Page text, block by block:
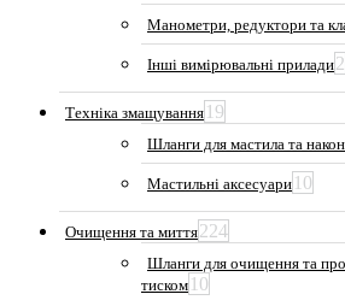
Манометри, редуктори та
Інші вимірювальні прилади2
Техніка змащування 19
Шланги для мастила та
Мастильні аксесуари 10
Очищення та миття224
Шланги для очищення та
тиском 10